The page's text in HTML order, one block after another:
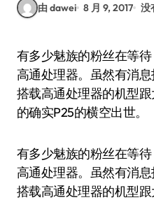
由 dawei 8 月 9, 2017 没
有多少魅族的粉丝在等待，等待着魅族手机使用上
高通处理器。虽然有消
搭载高通处理器的机型
的确实P25的横空出世。
有多少魅族的粉丝在等
高通处理器。虽然有消
搭载高通处理器的机型